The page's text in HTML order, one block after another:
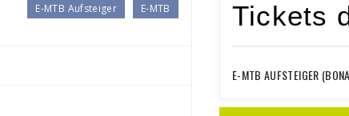
E-MTB
E-MTB Aufsteiger Tickets
E-MTB AUFSTEIGER